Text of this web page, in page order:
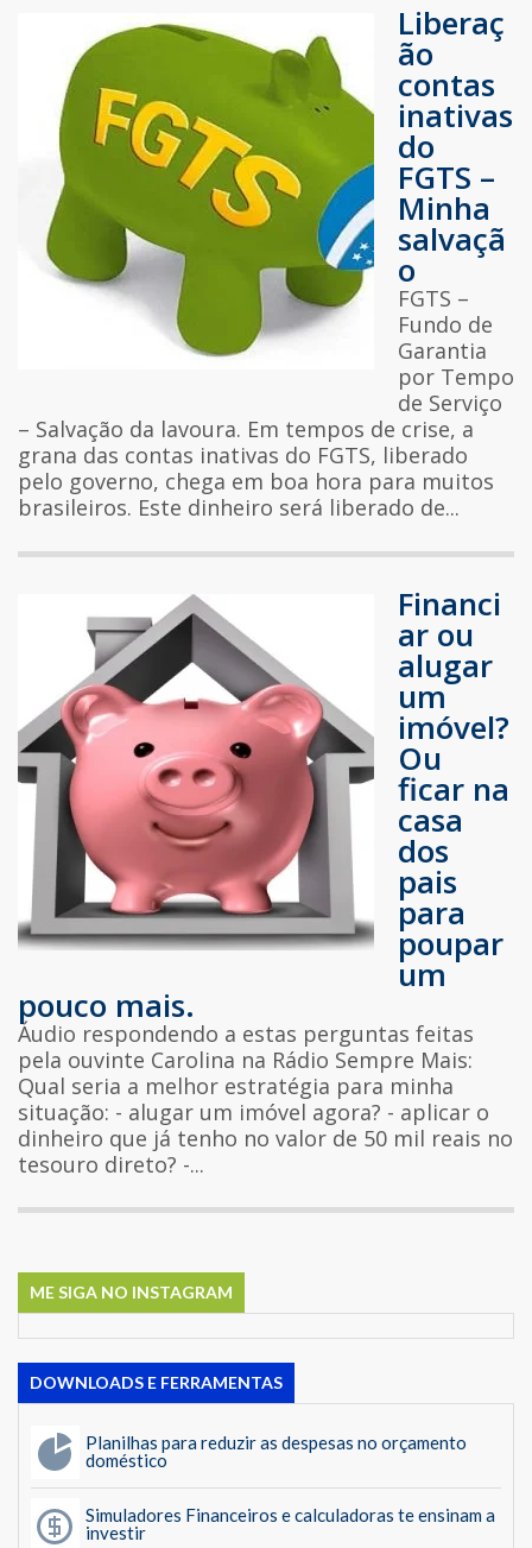
Liberaç
ão
contas
inativas
do
FGTS –
Minha
salvaçã
o
FGTS –
Fundo de
Garantia
por Tempo
de Serviço
– Salvação da lavoura. Em tempos de crise, a
grana das contas inativas do FGTS, liberado
pelo governo, chega em boa hora para muitos
brasileiros. Este dinheiro será liberado de...
Financi
ar ou
alugar
um
imóvel?
Ou
ficar na
casa
dos
pais
para
poupar
um
pouco mais.
Áudio respondendo a estas perguntas feitas
pela ouvinte Carolina na Rádio Sempre Mais:
Qual seria a melhor estratégia para minha
situação: - alugar um imóvel agora? - aplicar o
dinheiro que já tenho no valor de 50 mil reais no
tesouro direto? -...
ME SIGA NO INSTAGRAM
DOWNLOADS E FERRAMENTAS
Planilhas para reduzir as despesas no orçamento
doméstico
Simuladores Financeiros e calculadoras te ensinam a
investir